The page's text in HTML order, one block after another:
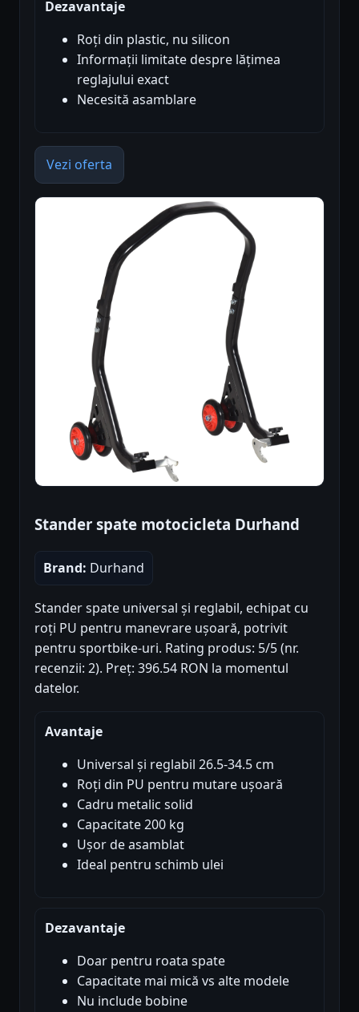
Dezavantaje
Roți din plastic, nu silicon
Informații limitate despre lățimea
reglajului exact
Necesită asamblare
Vezi oferta
Stander spate motocicleta Durhand
Brand: Durhand
Stander spate universal și reglabil, echipat cu
roți PU pentru manevrare ușoară, potrivit
pentru sportbike-uri. Rating produs: 5/5 (nr.
recenzii: 2). Preț: 396.54 RON la momentul
datelor.
Avantaje
Universal și reglabil 26.5-34.5 cm
Roți din PU pentru mutare ușoară
Cadru metalic solid
Capacitate 200 kg
Ușor de asamblat
Ideal pentru schimb ulei
Dezavantaje
Doar pentru roata spate
Capacitate mai mică vs alte modele
Nu include bobine